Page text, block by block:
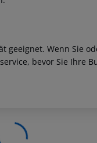
geeignet. Wenn Sie
bevor Sie Ihre